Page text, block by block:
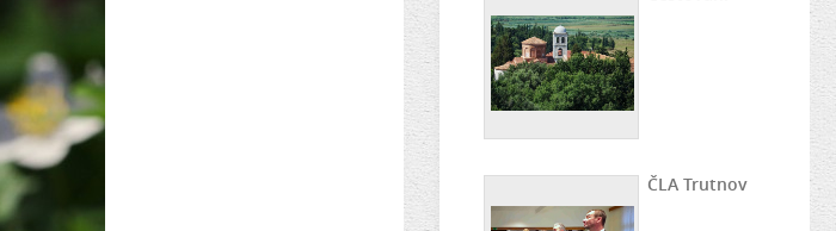
ČLA Trutnov